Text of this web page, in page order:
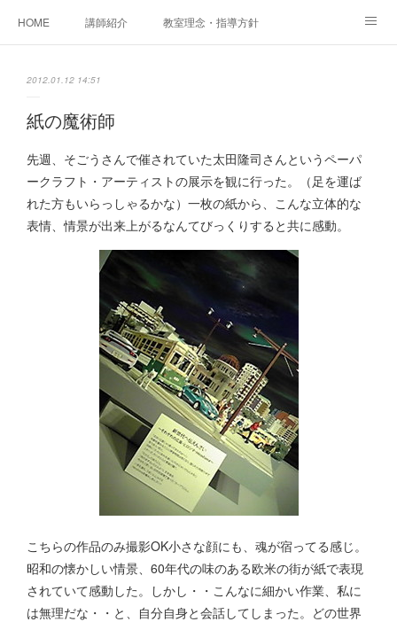
HOME 講師紹介 教室理念・指導方針
ご相談・体験レッスンお申し込み
アクセス 演奏スケジュール
2012.01.12 14:51
紙の魔術師
先週、そごうさんで催されていた太田隆司さんというペーパ
ークラフト・アーティストの展示を観に行った。（足を運ば
れた方もいらっしゃるかな）一枚の紙から、こんな立体的な
表情、情景が出来上がるなんてびっくりすると共に感動。
こちらの作品のみ撮影OK小さな顔にも、魂が宿ってる感じ。
昭和の懐かしい情景、60年代の味のある欧米の街が紙で表現
されていて感動した。しかし・・こんなに細かい作業、私に
は無理だな・・と、自分自身と会話してしまった。どの世界